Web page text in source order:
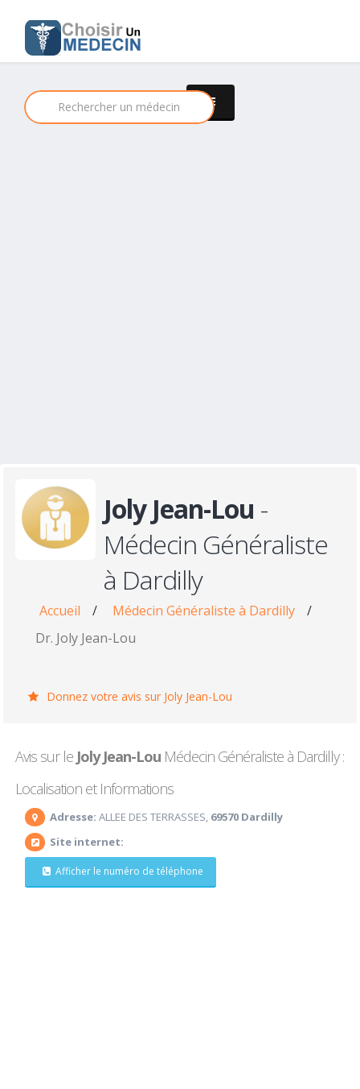
Joly Jean-Lou -
Médecin Généraliste
à Dardilly
Accueil / Médecin Généraliste à Dardilly
/
Dr. Joly Jean-Lou
Donnez votre avis sur Joly Jean-Lou
Avis sur le Joly Jean-Lou Médecin Généraliste à Dardilly :
Localisation et Informations
Adresse: ALLEE DES TERRASSES, 69570 Dardilly
Site internet:
Afficher le numéro de téléphone